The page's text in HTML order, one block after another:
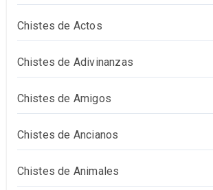
Chistes de Actos
Chistes de Adivinanzas
Chistes de Amigos
Chistes de Ancianos
Chistes de Animales